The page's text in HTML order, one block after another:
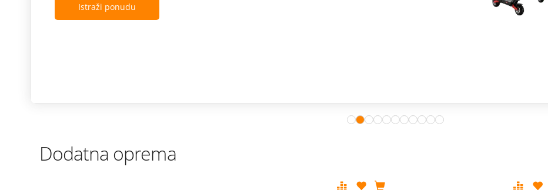
Istraži ponudu
Dodatna oprema